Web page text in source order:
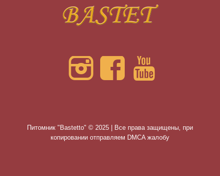
Питомник "Bastetto" © 2025 | Все права защищены, при
копировании отправляем DMCA жалобу